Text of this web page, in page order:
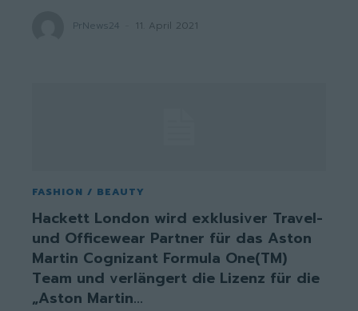
PrNews24 11. April 2021
FASHION / BEAUTY
Hackett London wird exklusiver Travel-
und Officewear Partner für das Aston
Martin Cognizant Formula One(TM)
Team und verlängert die Lizenz für die
„Aston Martin...